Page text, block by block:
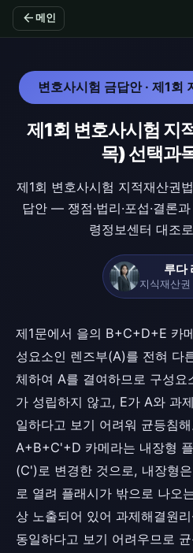
arrow_back 메인
변호사시험 금답안 · 제1회
제1회 변호사시험 지
목) 선택과
제1회 변호사시험 지적재산권
답안 — 쟁점·법리·포섭·결론
령정보센터 대조
루다
지식재산
제1문에서 을의 B+C+D+E 카
성요소인 렌즈부(A)를 전혀 다
체하여 A를 결여하므로 구성요
가 성립하지 않고, E가 A와 과
일하다고 보기 어려워 균등침
A+B+C'+D 카메라는 내장형
(C')로 변경한 것으로, 내장형
로 열려 플래시가 밖으로 나오
상 노출되어 있어 과제해결원
동일하다고 보기 어려우므로